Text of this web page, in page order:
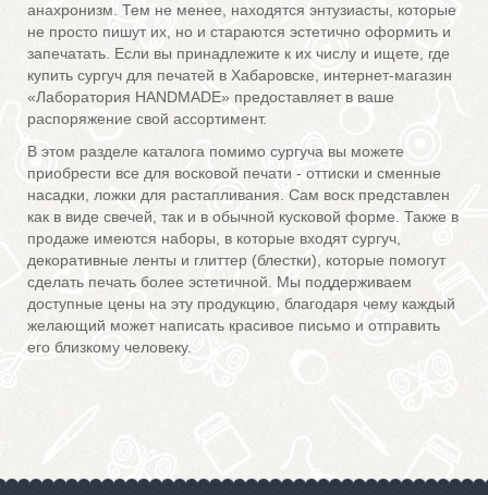
анахронизм. Тем не менее, находятся энтузиасты, которые
не просто пишут их, но и стараются эстетично оформить и
запечатать. Если вы принадлежите к их числу и ищете, где
купить сургуч для печатей в Хабаровске, интернет-магазин
«Лаборатория HANDMADE» предоставляет в ваше
распоряжение свой ассортимент.
В этом разделе каталога помимо сургуча вы можете
приобрести все для восковой печати - оттиски и сменные
насадки, ложки для растапливания. Сам воск представлен
как в виде свечей, так и в обычной кусковой форме. Также в
продаже имеются наборы, в которые входят сургуч,
декоративные ленты и глиттер (блестки), которые помогут
сделать печать более эстетичной. Мы поддерживаем
доступные цены на эту продукцию, благодаря чему каждый
желающий может написать красивое письмо и отправить
его близкому человеку.